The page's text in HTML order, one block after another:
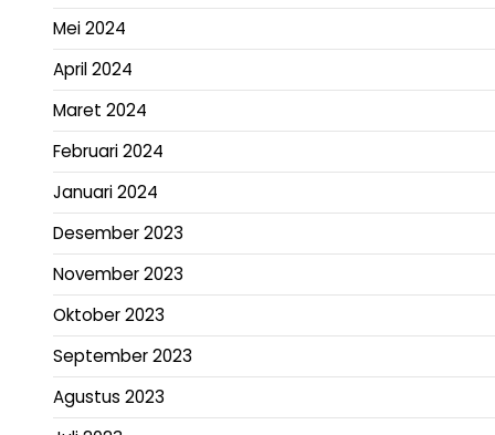
Mei 2024
April 2024
Maret 2024
Februari 2024
Januari 2024
Desember 2023
November 2023
Oktober 2023
September 2023
Agustus 2023